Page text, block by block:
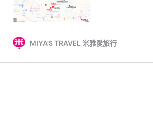
MIYA'S TRAVEL 米雅愛旅行